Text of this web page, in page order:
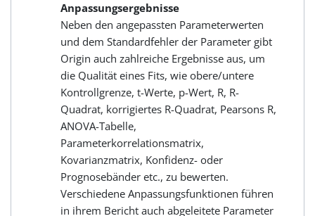
Anpassungsergebnisse
Neben den angepassten Parameterwerten
und dem Standardfehler der Parameter gibt
Origin auch zahlreiche Ergebnisse aus, um
die Qualität eines Fits, wie obere/untere
Kontrollgrenze, t-Werte, p-Wert, R, R-
Quadrat, korrigiertes R-Quadrat, Pearsons R,
ANOVA-Tabelle,
Parameterkorrelationsmatrix,
Kovarianzmatrix, Konfidenz- oder
Prognosebänder etc., zu bewerten.
Verschiedene Anpassungsfunktionen führen
in ihrem Bericht auch abgeleitete Parameter